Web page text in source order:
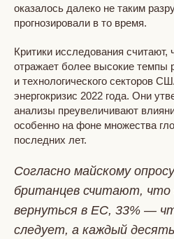
оказалось далеко не таким
прогнозировали в то время.
Критики исследования считают,
отражает более высокие темпы
и технологического секторов
энергокризис 2022 года. Они
анализы преувеличивают
особенно на фоне множества
последних лет.
Согласно майскому
британцев считают, что
вернуться в ЕС, 33% —
следует, а каждый